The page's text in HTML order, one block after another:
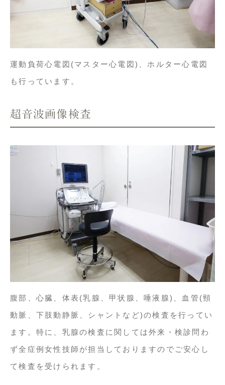
運動負荷心電図(マスター心電図)、ホルター心電図
も行っています。
超音波画像検査
腹部、心臓、体表(乳腺、甲状腺、唾液腺)、血管(頸
動脈、下肢動静脈、シャントなど)の検査を行ってい
ます。特に、乳腺の検査に関しては外来・検診問わ
ず全症例女性技師が担当しておりますのでご安心し
て検査を受けられます。